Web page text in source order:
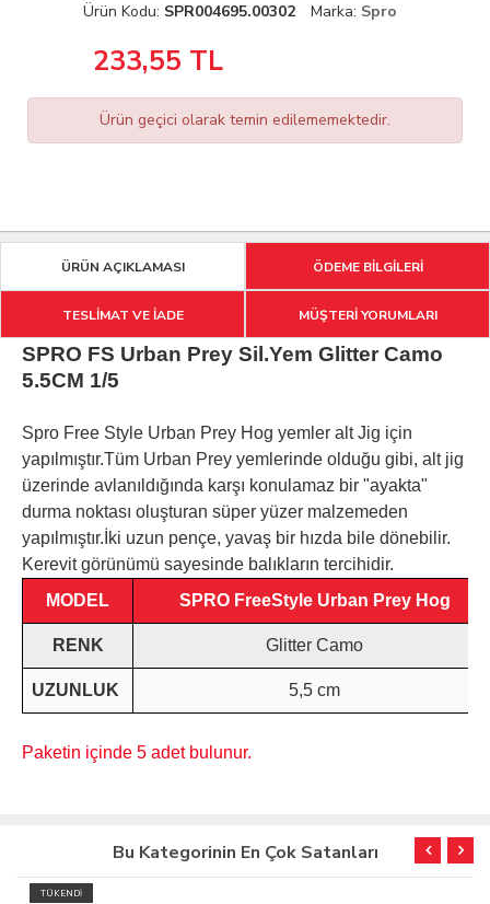
Ürün Kodu: SPR004695.00302 Marka: Spro
233,55 TL
Ürün geçici olarak temin edilememektedir.
ÜRÜN AÇIKLAMASI ÖDEME BİLGİLERİ
TESLİMAT VE İADE MÜŞTERİ YORUMLARI
SPRO FS Urban Prey Sil.Yem Glitter Camo
5.5CM 1/5
Spro Free Style Urban Prey Hog yemler alt Jig için
yapılmıştır.Tüm Urban Prey yemlerinde olduğu gibi, alt jig
üzerinde avlanıldığında karşı konulamaz bir "ayakta"
durma noktası oluşturan süper yüzer malzemeden
yapılmıştır.İki uzun pençe, yavaş bir hızda bile dönebilir.
Kerevit görünümü sayesinde balıkların tercihidir.
MODEL
SPRO FreeStyle Urban Prey Hog
RENK Glitter Camo
UZUNLUK 5,5 cm
Paketin içinde 5 adet bulunur.
Bu Kategorinin En Çok Satanları
TÜKENDİ